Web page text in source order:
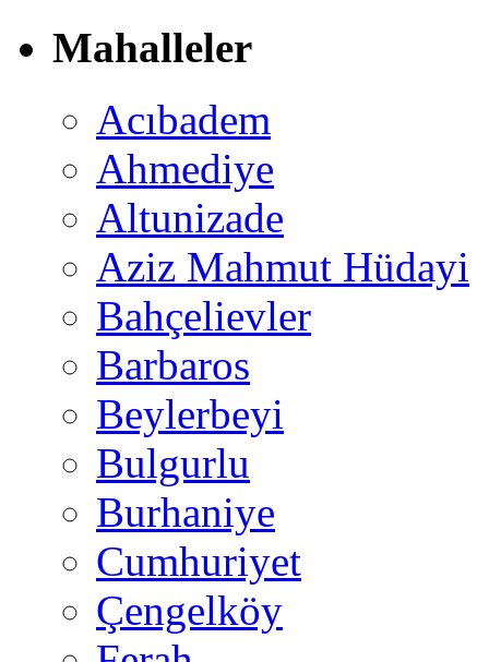
Mahalleler
Acıbadem
Ahmediye
Altunizade
Aziz Mahmut Hüdayi
Bahçelievler
Barbaros
Beylerbeyi
Bulgurlu
Burhaniye
Cumhuriyet
Çengelköy